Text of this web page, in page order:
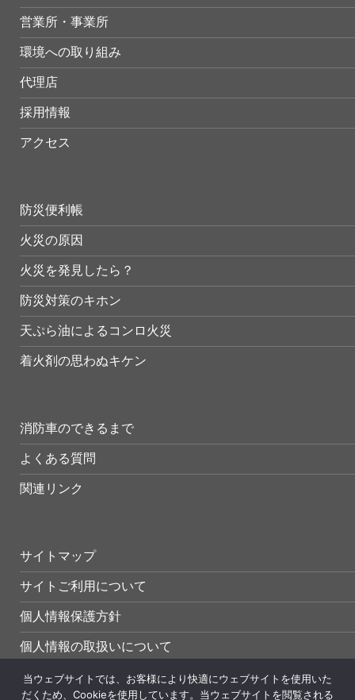
営業所・事業所
環境への取り組み
代理店
採用情報
アクセス
防災便利帳
火災の原因
火災を発見したら？
防災対策のキホン
天ぷら油によるコンロ火災
着火剤の思わぬキケン
消防車のできるまで
よくある質問
関連リンク
サイトマップ
サイトご利用について
個人情報保護方針
個人情報の取扱いについて
当ウェブサイトでは、お客様により快適にウェブサイトを使用いた
だくため、Cookieを使用しています。当ウェブサイトを閲覧される